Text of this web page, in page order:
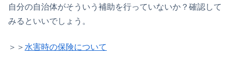
自分の自治体がそういう補助を行っていないか？確認して
みるといいでしょう。
＞＞ 水害時の保険について